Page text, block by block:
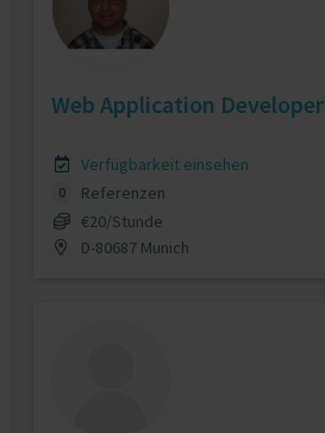
Web Application Developer
Verfügbarkeit einsehen
0
Referenzen
€20/Stunde
D-80687 Munich